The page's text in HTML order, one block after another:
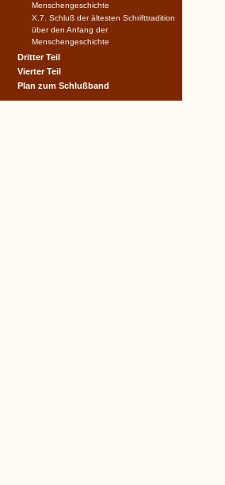
Menschengeschichte
X.7. Schluß der ältesten Schrifttradition
über den Anfang der
Menschengeschichte
Dritter Teil
Vierter Teil
Plan zum Schlußband